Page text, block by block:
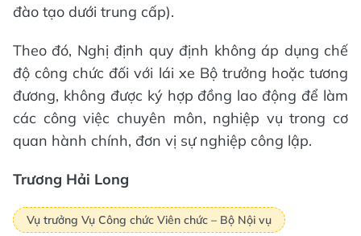
đào tạo dưới trung cấp).
Theo đó, Nghị định quy định không áp dụng chế
độ công chức đối với lái xe Bộ trưởng hoặc tương
đương, không được ký hợp đồng lao động để làm
các công việc chuyên môn, nghiệp vụ trong cơ
quan hành chính, đơn vị sự nghiệp công lập.
Trương Hải Long
Vụ trưởng Vụ Công chức Viên chức – Bộ Nội vụ